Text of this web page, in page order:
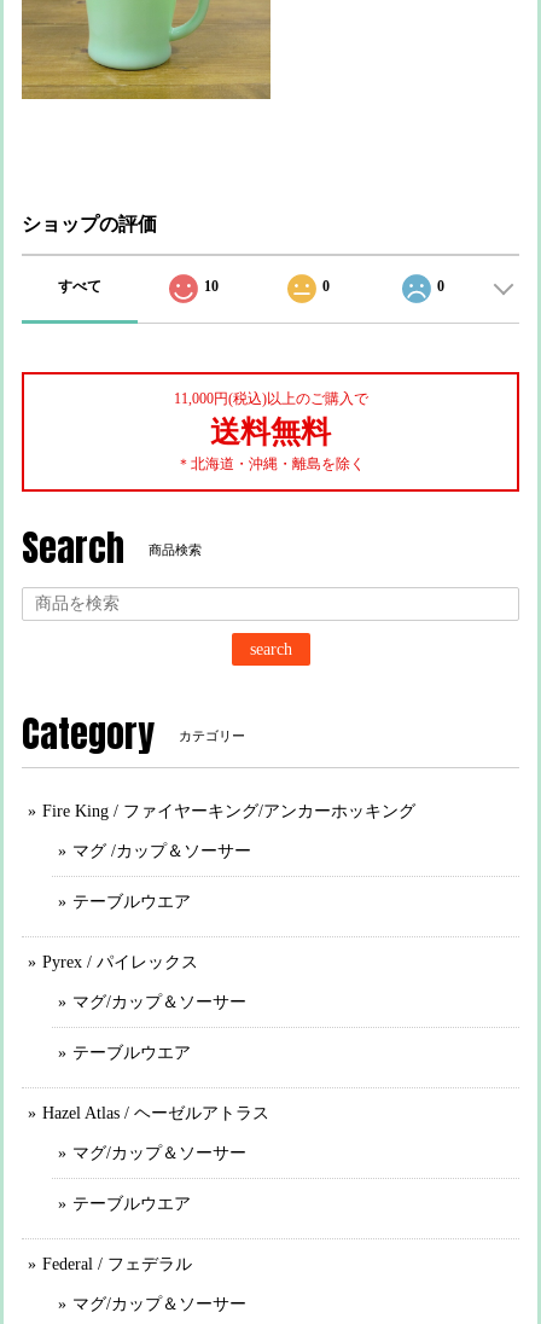
ショップの評価
すべて 10 0 0
11,000円(税込)以上のご購入で
送料無料
＊北海道・沖縄・離島を除く
Search 商品検索
search
Category カテゴリー
Fire King / ファイヤーキング/アンカーホッキング
マグ /カップ＆ソーサー
テーブルウエア
Pyrex / パイレックス
マグ/カップ＆ソーサー
テーブルウエア
Hazel Atlas / ヘーゼルアトラス
マグ/カップ＆ソーサー
テーブルウエア
Federal / フェデラル
マグ/カップ＆ソーサー